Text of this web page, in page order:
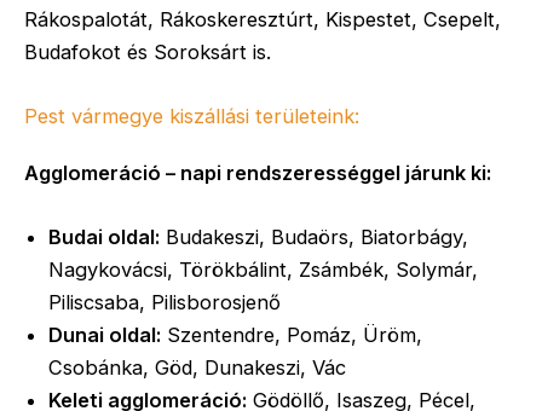
Rákospalotát, Rákoskeresztúrt, Kispestet, Csepelt,
Budafokot és Soroksárt is.
Pest vármegye kiszállási területeink:
Ag­glom­erá­ció – napi rendszerességgel járunk ki:
Budai oldal: Budakeszi, Budaörs, Biatorbágy,
Nagykovácsi, Törökbálint, Zsámbék, Solymár,
Piliscsaba, Pilisborosjenő
Dunai oldal: Szentendre, Pomáz, Üröm,
Csobánka, Göd, Dunakeszi, Vác
Keleti agglomeráció: Gödöllő, Isaszeg, Pécel,